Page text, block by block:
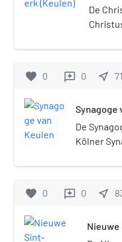
De
favorite 0 reviews 0 near_me
Synagoge
De
Kölner
van een
favorite 0 reviews 0 near_me
Nieuwe